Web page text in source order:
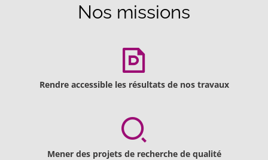
Nos missions
Rendre accessible les résultats de nos travaux
Mener des projets de recherche de qualité